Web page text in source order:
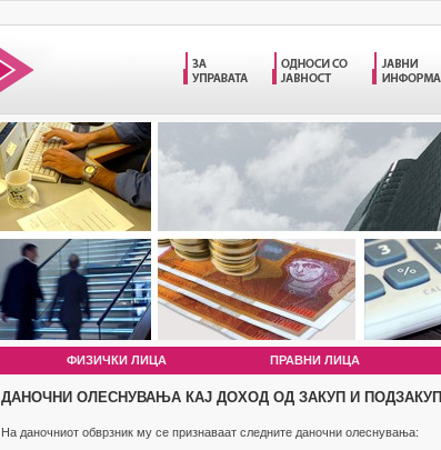
ФИЗИЧКИ ЛИЦА ПРАВНИ ЛИЦА
ДАНОЧНИ ОЛЕСНУВАЊА КАЈ ДОХОД ОД ЗАКУП И ПОДЗАКУП
На даночниот обврзник му се признаваат следните даночни олеснувања: